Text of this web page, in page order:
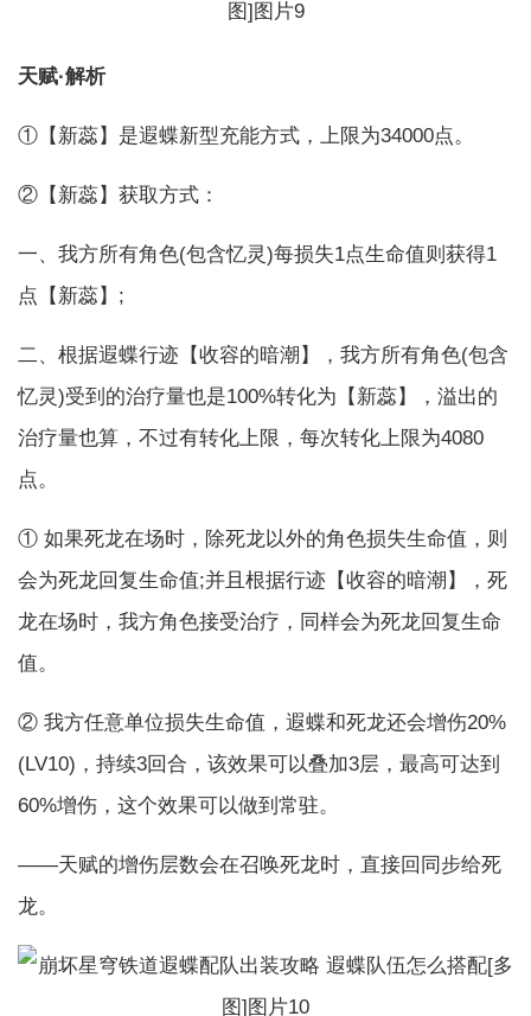
天赋·解析
①【新蕊】是遐蝶新型充能方式，上限为34000点。
②【新蕊】获取方式：
一、我方所有角色(包含忆灵)每损失1点生命值则获得1
点【新蕊】;
二、根据遐蝶行迹【收容的暗潮】，我方所有角色(包含
忆灵)受到的治疗量也是100%转化为【新蕊】，溢出的
治疗量也算，不过有转化上限，每次转化上限为4080
点。
① 如果死龙在场时，除死龙以外的角色损失生命值，则
会为死龙回复生命值;并且根据行迹【收容的暗潮】，死
龙在场时，我方角色接受治疗，同样会为死龙回复生命
值。
② 我方任意单位损失生命值，遐蝶和死龙还会增伤20%
(LV10)，持续3回合，该效果可以叠加3层，最高可达到
60%增伤，这个效果可以做到常驻。
——天赋的增伤层数会在召唤死龙时，直接回同步给死
龙。